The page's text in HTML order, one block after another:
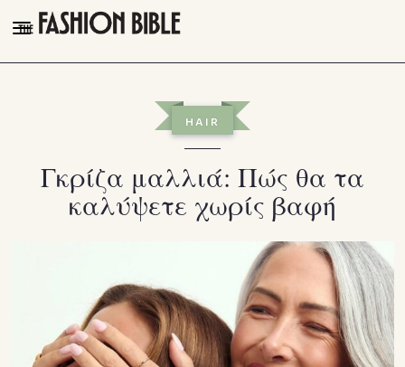
THE FASHION BIBLE
TALK OF THE TOWN
PLEASURES
Facebook
Instagram
HAIR
Γκρίζα μαλλιά: Πώς θα τα
καλύψετε χωρίς βαφή